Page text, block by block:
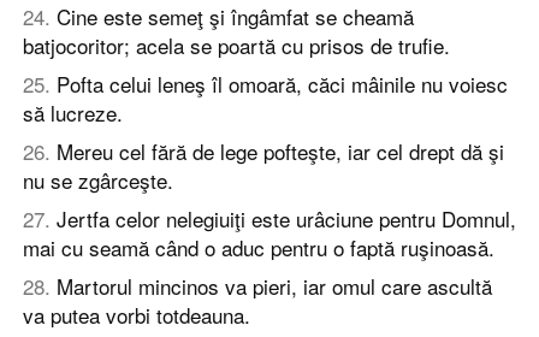
24. Cine este semeţ şi îngâmfat se cheamă
batjocoritor; acela se poartă cu prisos de trufie.
25. Pofta celui leneş îl omoară, căci mâinile nu voiesc
să lucreze.
26. Mereu cel fără de lege pofteşte, iar cel drept dă şi
nu se zgârceşte.
27. Jertfa celor nelegiuiţi este urâciune pentru Domnul,
mai cu seamă când o aduc pentru o faptă ruşinoasă.
28. Martorul mincinos va pieri, iar omul care ascultă
va putea vorbi totdeauna.